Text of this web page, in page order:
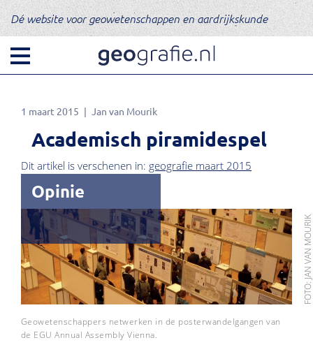
Dé website voor geowetenschappen en aardrijkskunde
1 maart 2015 Jan van Mourik
Academisch piramidespel
Dit artikel is verschenen in: geografie maart 2015
Opinie
FOTO: JAN VAN MOURIK
Geowetenschappers netwerken in de posterwandelgangen van
de EGU Annual Assembly Vienna.